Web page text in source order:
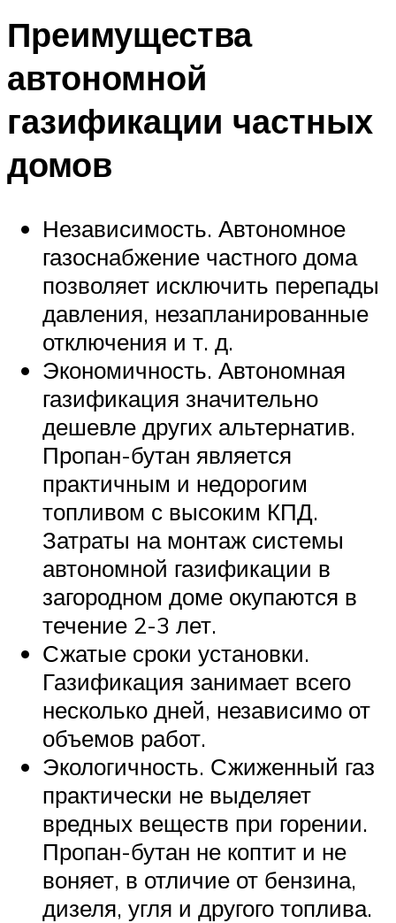
Преимущества
автономной
газификации частных
домов
Независимость. Автономное
газоснабжение частного дома
позволяет исключить перепады
давления, незапланированные
отключения и т. д.
Экономичность. Автономная
газификация значительно
дешевле других альтернатив.
Пропан-бутан является
практичным и недорогим
топливом с высоким КПД.
Затраты на монтаж системы
автономной газификации в
загородном доме окупаются в
течение 2-3 лет.
Сжатые сроки установки.
Газификация занимает всего
несколько дней, независимо от
объемов работ.
Экологичность. Сжиженный газ
практически не выделяет
вредных веществ при горении.
Пропан-бутан не коптит и не
воняет, в отличие от бензина,
дизеля, угля и другого топлива.